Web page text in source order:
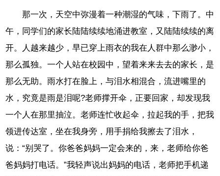
那一次，天空中弥漫着一种潮湿的气味，下雨了。中
午，同学们的家长陆陆续续地涌进教室，又陆陆续续的离
开。人越来越少，早已穿上雨衣的我在人群中那么渺小，
那么孤独。一个人站在校园中，望着来来去去的家长，是
那么无助。雨水打在脸上，与泪水相混合，流进嘴里的
水，究竟是雨是泪呢?老师撑开伞，正要回家，却发现我
一个人在那里抽泣。老师连忙收起伞，拉起我的手，把我
领进传达室，坐在我身旁，用手捐给我擦去了泪水，
说：“别哭了。你爸爸妈妈一定会来的，来，老师给你爸
爸妈妈打电话。”我轻声说出妈妈的电话，老师把手机递